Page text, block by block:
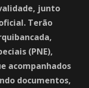
junto
Terão
(PNE),
acompanhados
documentos,